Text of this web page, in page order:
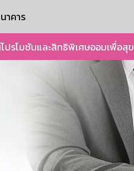
าคาร
โปรโมชันและสิทธิพิเศษออมเพื่อสุข